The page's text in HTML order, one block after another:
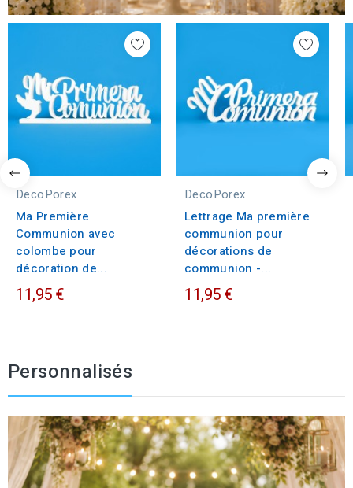
DecoPorex
Ma Première
Communion avec
colombe pour
décoration de...
11,95 €
DecoPorex
Lettrage Ma première
communion pour
décorations de
communion -...
11,95 €
Personnalisés